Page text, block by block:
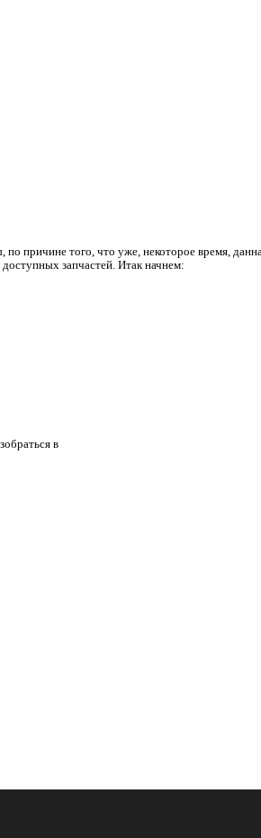
причине того, что уже, некоторое время,
запчастей. Итак начнем:
в